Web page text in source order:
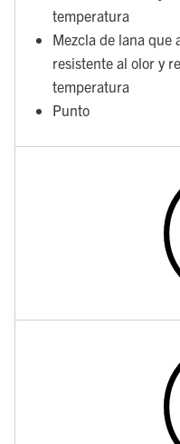
temperatura
Mezcla de lana que
resistente al olor y
temperatura
Punto